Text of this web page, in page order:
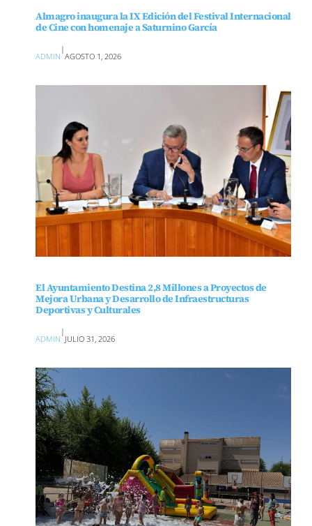
Almagro inaugura la IX Edición del Festival Internacional
de Cine con homenaje a Saturnino García
ADMIN
|
AGOSTO 1, 2026
El Ayuntamiento Destina 2,8 Millones a Proyectos de
Mejora Urbana y Desarrollo de Infraestructuras
Deportivas y Culturales
ADMIN
|
JULIO 31, 2026